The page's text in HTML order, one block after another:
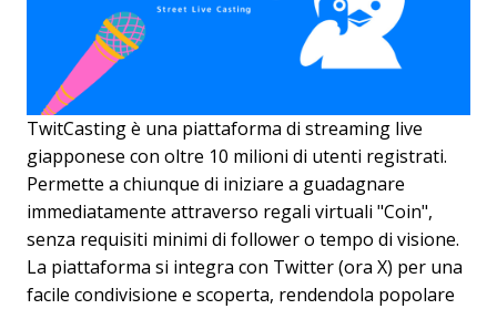
TwitCasting è una piattaforma di streaming live
giapponese con oltre 10 milioni di utenti registrati.
Permette a chiunque di iniziare a guadagnare
immediatamente attraverso regali virtuali "Coin",
senza requisiti minimi di follower o tempo di visione.
La piattaforma si integra con Twitter (ora X) per una
facile condivisione e scoperta, rendendola popolare